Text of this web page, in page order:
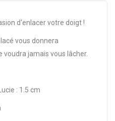
d'enlacer votre doigt !
vous donnera
voudra jamais vous lâcher.
: 1.5 cm